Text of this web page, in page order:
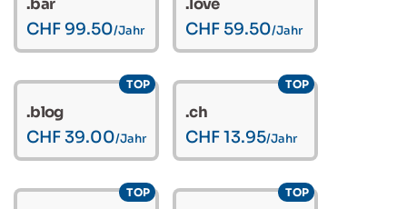
CHF 99.50/Jahr CHF 59.50/Jahr
.blog
CHF 39.00/Jahr
TOP
.ch
CHF 13.95/Jahr
TOP
TOP TOP